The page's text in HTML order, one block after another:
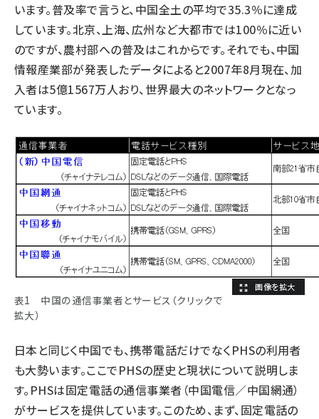
います。普及率で言うと、中国全土の平均で35.3％に達成
しています。北京、上海、広州など大都市では100％に近い
のですが、農村部への普及はこれからです。それでも、中国
情報産業部が発表したデータによると2007年8月現在、加
入者は5億1567万人おり、世界最大のネットワークとなっ
ています。
表1 中国の通信事業者とサービス（クリックで
拡大）
日本と同じく中国でも、携帯電話だけでなくPHSの利用者
も大勢います。ここでPHSの歴史と現状について説明しま
す。PHSは固定電話の通信事業者（中国電信／中国網通）
がサービスを提供しています。このため、まず、固定電話の